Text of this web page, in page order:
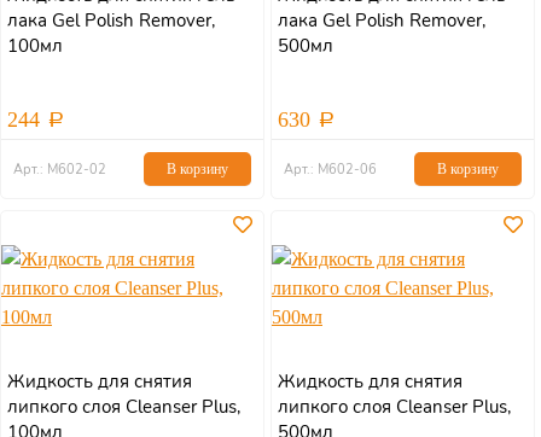
лака Gel Polish Remover,
100мл
244
Арт.: М602-02 В корзину
лака Gel Polish Remover,
500мл
630
Арт.: М602-06 В корзину
Жидкость для снятия
липкого слоя Cleanser Plus,
100мл
Жидкость для снятия
липкого слоя Cleanser Plus,
500мл